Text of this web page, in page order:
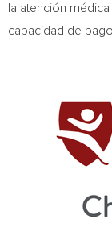
la atención
capacidad de